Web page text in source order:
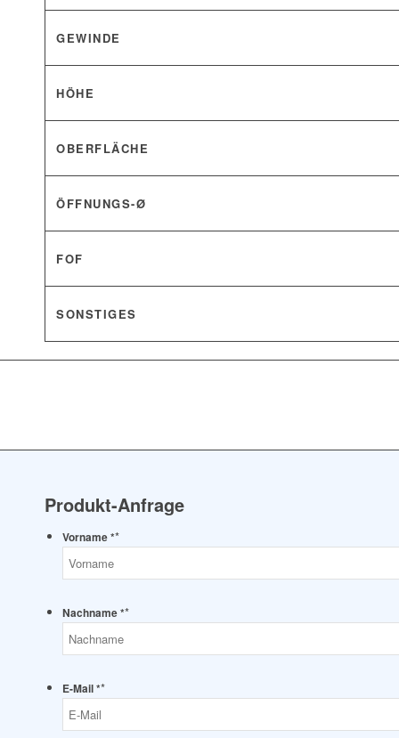
GEWINDE
HÖHE
OBERFLÄCHE
ÖFFNUNGS-Ø
FOF
SONSTIGES
Produkt-Anfrage
Vorname **
Nachname **
E-Mail **